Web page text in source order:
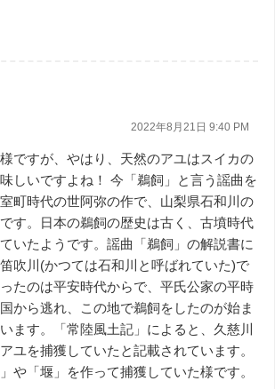
2022年8月21日 9:40 PM
ですが、やはり、天然のアユはスイカの
しいですよね！ 今「鵜飼」と言う謡曲を
町時代の世阿弥の作で、山梨県石和川の
す。日本の鵜飼の歴史は古く、古墳時代
いたようです。謡曲「鵜飼」の解説書に
吹川(かつては石和川と呼ばれていた)で
たのは平安時代からで、平氏公家の平時
から逃れ、この地で鵜飼をしたのが始ま
ます。「常陸風土記」によると、久慈川
ユを捕獲していたと記載されています。
や「堰」を作って捕獲していた様です。